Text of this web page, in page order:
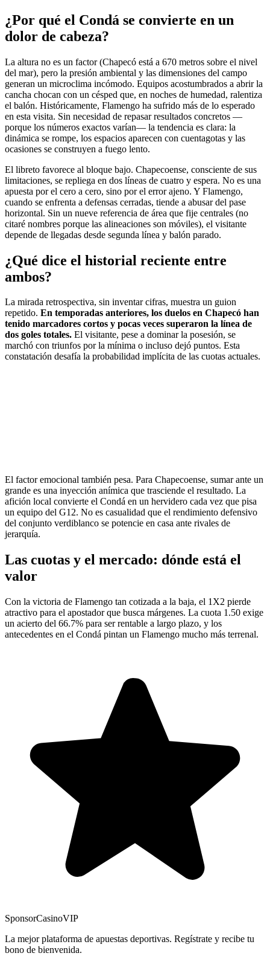
¿Por qué el Condá se convierte en un
dolor de cabeza?
La altura no es un factor (Chapecó está a 670 metros sobre el nivel
del mar), pero la presión ambiental y las dimensiones del campo
generan un microclima incómodo. Equipos acostumbrados a abrir la
cancha chocan con un césped que, en noches de humedad, ralentiza
el balón. Históricamente, Flamengo ha sufrido más de lo esperado
en esta visita. Sin necesidad de repasar resultados concretos —
porque los números exactos varían— la tendencia es clara: la
dinámica se rompe, los espacios aparecen con cuentagotas y las
ocasiones se construyen a fuego lento.
El libreto favorece al bloque bajo. Chapecoense, consciente de sus
limitaciones, se repliega en dos líneas de cuatro y espera. No es una
apuesta por el cero a cero, sino por el error ajeno. Y Flamengo,
cuando se enfrenta a defensas cerradas, tiende a abusar del pase
horizontal. Sin un nueve referencia de área que fije centrales (no
citaré nombres porque las alineaciones son móviles), el visitante
depende de llegadas desde segunda línea y balón parado.
¿Qué dice el historial reciente entre
ambos?
La mirada retrospectiva, sin inventar cifras, muestra un guion
repetido. En temporadas anteriores, los duelos en Chapecó han
tenido marcadores cortos y pocas veces superaron la línea de
dos goles totales. El visitante, pese a dominar la posesión, se
marchó con triunfos por la mínima o incluso dejó puntos. Esta
constatación desafía la probabilidad implícita de las cuotas actuales.
El factor emocional también pesa. Para Chapecoense, sumar ante un
grande es una inyección anímica que trasciende el resultado. La
afición local convierte el Condá en un hervidero cada vez que pisa
un equipo del G12. No es casualidad que el rendimiento defensivo
del conjunto verdiblanco se potencie en casa ante rivales de
jerarquía.
Las cuotas y el mercado: dónde está el
valor
Con la victoria de Flamengo tan cotizada a la baja, el 1X2 pierde
atractivo para el apostador que busca márgenes. La cuota 1.50 exige
un acierto del 66.7% para ser rentable a largo plazo, y los
antecedentes en el Condá pintan un Flamengo mucho más terrenal.
SponsorCasinoVIP
La mejor plataforma de apuestas deportivas. Regístrate y recibe tu
bono de bienvenida.